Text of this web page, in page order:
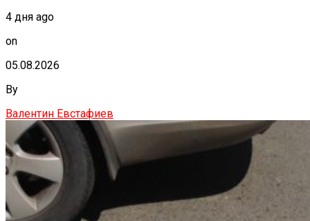
4 дня ago
on
05.08.2026
By
Валентин Евстафиев